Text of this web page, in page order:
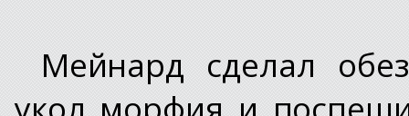
Мейнард сделал